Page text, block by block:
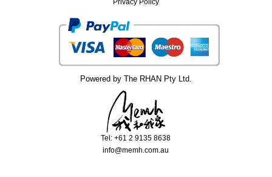
Powered by The RHAN Pty Ltd.
Tel: +61 2 9135 8638
info@memh.com.au